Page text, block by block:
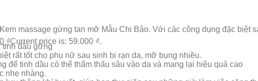
₫Current price is: 59.000 ₫.
massage gừng tan mỡ Mẫu Chi Bảo. Với các công dụng đặc biệt
tinh dầu gừng
rất tốt cho phụ nữ sau sinh bị rạn da, mỡ bụng nhiều.
để tinh dầu có thể thẩm thấu sâu vào da và mang lại hiệu quả cao
nhẹ nhàng.